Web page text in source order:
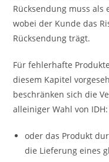
Rücksendung muss als
wobei der Kunde das
Rücksendung trägt.
Für fehlerhafte
diesem Kapitel
beschränken sich die
alleiniger Wahl von IDH:
oder das Produkt
die Lieferung eines